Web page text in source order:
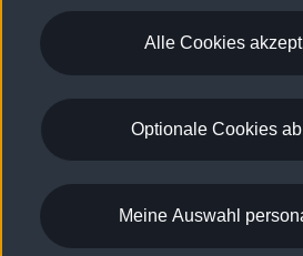
Batterie und Sicherheit
Die Marke Karriere WLTP
Rechtliches
Cookie-Einstellungen
EU Data
Please select country
Alle Cookies
Optionale Cookies
Meine Auswahl